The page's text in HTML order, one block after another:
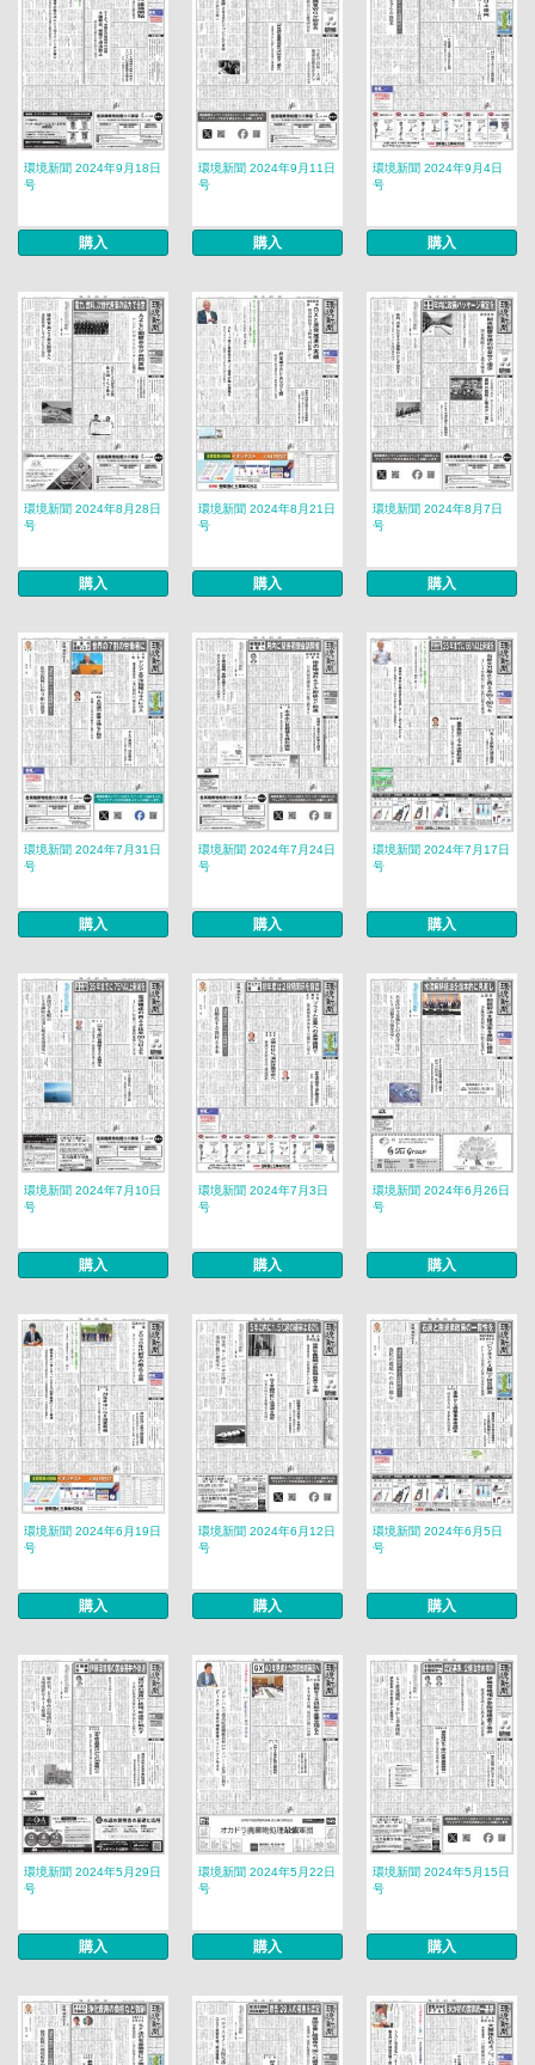
環境新聞 2024年9月18日
号
購入
環境新聞 2024年9月11日
号
購入
環境新聞 2024年9月4日
号
購入
環境新聞 2024年8月28日
号
購入
環境新聞 2024年8月21日
号
購入
環境新聞 2024年8月7日
号
購入
環境新聞 2024年7月31日
号
購入
環境新聞 2024年7月24日
号
購入
環境新聞 2024年7月17日
号
購入
環境新聞 2024年7月10日
号
購入
環境新聞 2024年7月3日
号
購入
環境新聞 2024年6月26日
号
購入
環境新聞 2024年6月19日
号
購入
環境新聞 2024年6月12日
号
購入
環境新聞 2024年6月5日
号
購入
環境新聞 2024年5月29日
号
購入
環境新聞 2024年5月22日
号
購入
環境新聞 2024年5月15日
号
購入